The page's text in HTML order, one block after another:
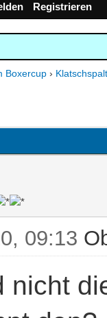
Registrieren
Boxercup ›
09:13
nicht